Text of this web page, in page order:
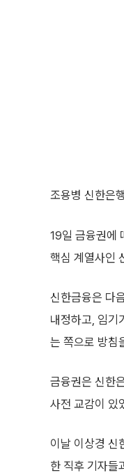
조용병 신한은
19일 금융권에
핵심 계열사인
신한금융은 다
내정하고, 임기
는 쪽으로 방침
금융권은 신한
사전 교감이 있
이날 이상경 신
한 직후 기자들